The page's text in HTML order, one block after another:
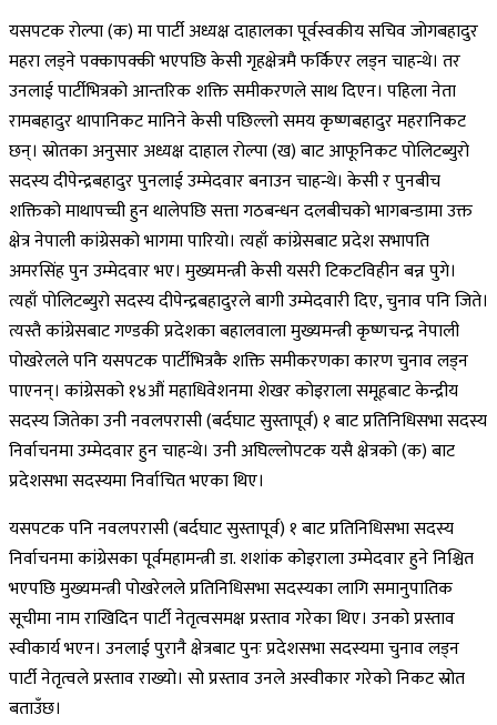
यसपटक रोल्पा (क) मा पार्टी अध्यक्ष दाहालका पूर्वस्वकीय सचिव जोगबहादुर
महरा लड्ने पक्कापक्की भएपछि केसी गृहक्षेत्रमै फर्किएर लड्न चाहन्थे। तर
उनलाई पार्टीभित्रको आन्तरिक शक्ति समीकरणले साथ दिएन। पहिला नेता
रामबहादुर थापानिकट मानिने केसी पछिल्लो समय कृष्णबहादुर महरानिकट
छन्। स्रोतका अनुसार अध्यक्ष दाहाल रोल्पा (ख) बाट आफूनिकट पोलिटब्युरो
सदस्य दीपेन्द्रबहादुर पुनलाई उम्मेदवार बनाउन चाहन्थे। केसी र पुनबीच
शक्तिको माथापच्ची हुन थालेपछि सत्ता गठबन्धन दलबीचको भागबन्डामा उक्त
क्षेत्र नेपाली कांग्रेसको भागमा पारियो। त्यहाँ कांग्रेसबाट प्रदेश सभापति
अमरसिंह पुन उम्मेदवार भए। मुख्यमन्त्री केसी यसरी टिकटविहीन बन्न पुगे।
त्यहाँ पोलिटब्युरो सदस्य दीपेन्द्रबहादुरले बागी उम्मेदवारी दिए, चुनाव पनि जिते।
त्यस्तै कांग्रेसबाट गण्डकी प्रदेशका बहालवाला मुख्यमन्त्री कृष्णचन्द्र नेपाली
पोखरेलले पनि यसपटक पार्टीभित्रकै शक्ति समीकरणका कारण चुनाव लड्न
पाएनन्। कांग्रेसको १४औं महाधिवेशनमा शेखर कोइराला समूहबाट केन्द्रीय
सदस्य जितेका उनी नवलपरासी (बर्दघाट सुस्तापूर्व) १ बाट प्रतिनिधिसभा सदस्य
निर्वाचनमा उम्मेदवार हुन चाहन्थे। उनी अघिल्लोपटक यसै क्षेत्रको (क) बाट
प्रदेशसभा सदस्यमा निर्वाचित भएका थिए।
यसपटक पनि नवलपरासी (बर्दघाट सुस्तापूर्व) १ बाट प्रतिनिधिसभा सदस्य
निर्वाचनमा कांग्रेसका पूर्वमहामन्त्री डा. शशांक कोइराला उम्मेदवार हुने निश्चित
भएपछि मुख्यमन्त्री पोखरेलले प्रतिनिधिसभा सदस्यका लागि समानुपातिक
सूचीमा नाम राखिदिन पार्टी नेतृत्वसमक्ष प्रस्ताव गरेका थिए। उनको प्रस्ताव
स्वीकार्य भएन। उनलाई पुरानै क्षेत्रबाट पुनः प्रदेशसभा सदस्यमा चुनाव लड्न
पार्टी नेतृत्वले प्रस्ताव राख्यो। सो प्रस्ताव उनले अस्वीकार गरेको निकट स्रोत
बताउँछ।